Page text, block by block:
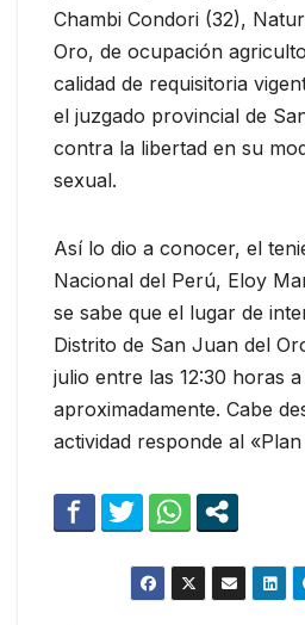
Chambi Condori (32),
Oro, de ocupación
calidad de requisitoria
el juzgado provincial de
contra la libertad en su
sexual.
Así lo dio a conocer, el
Nacional del Perú, Eloy
se sabe que el lugar de
Distrito de San Juan del
julio entre las 12:30 horas
aproximadamente. Cabe
actividad responde al